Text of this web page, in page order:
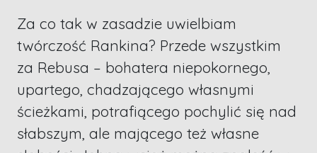
Za co tak w zasadzie uwielbiam
twórczość Rankina? Przede wszystkim
za Rebusa – bohatera niepokornego,
upartego, chadzającego własnymi
ścieżkami, potrafiącego pochylić się nad
słabszym, ale mającego też własne